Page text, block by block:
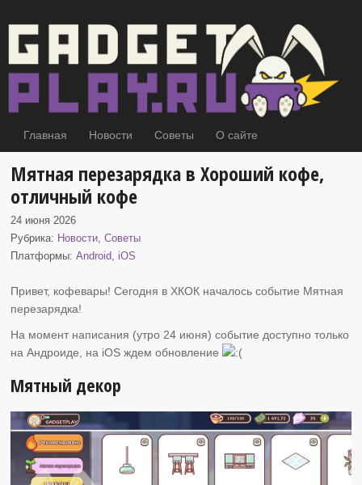
Главная Новости Советы О сайте
Мятная перезарядка в Хороший кофе,
отличный кофе
24 июня 2026
Рубрика: Новости,Советы
Платформы:Android, iOS
Привет, кофевары! Сегодня в ХКОК началось событие Мятная
перезарядка!
На момент написания (утро 24 июня) событие доступно только
на Андроиде, на iOS ждем обновление
Мятный декор